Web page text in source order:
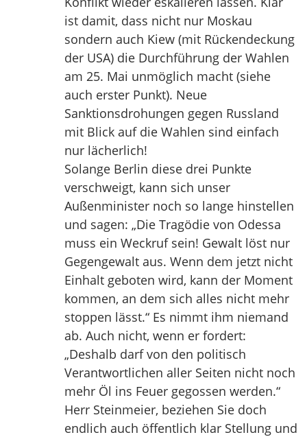
ist damit, dass nicht nur Moskau
sondern auch Kiew (mit Rückendeckung
der USA) die Durchführung der Wahlen
am 25. Mai unmöglich macht (siehe
auch erster Punkt). Neue
Sanktionsdrohungen gegen Russland
mit Blick auf die Wahlen sind einfach
nur lächerlich!
Solange Berlin diese drei Punkte
verschweigt, kann sich unser
Außenminister noch so lange hinstellen
und sagen: „Die Tragödie von Odessa
muss ein Weckruf sein! Gewalt löst nur
Gegengewalt aus. Wenn dem jetzt nicht
Einhalt geboten wird, kann der Moment
kommen, an dem sich alles nicht mehr
stoppen lässt.“ Es nimmt ihm niemand
ab. Auch nicht, wenn er fordert:
„Deshalb darf von den politisch
Verantwortlichen aller Seiten nicht noch
mehr Öl ins Feuer gegossen werden.“
Herr Steinmeier, beziehen Sie doch
endlich auch öffentlich klar Stellung und